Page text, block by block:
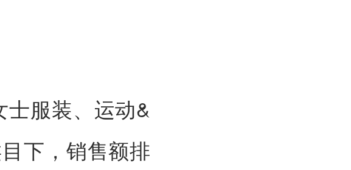
士服装、运动&
下，销售额排